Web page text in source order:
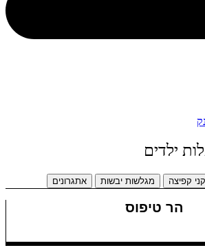
ילדים
קפיצה מגלשות יבשות אתגרונים
הר טיפוס